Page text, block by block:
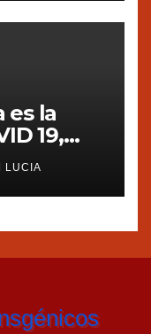
es la
19,
LUCIA